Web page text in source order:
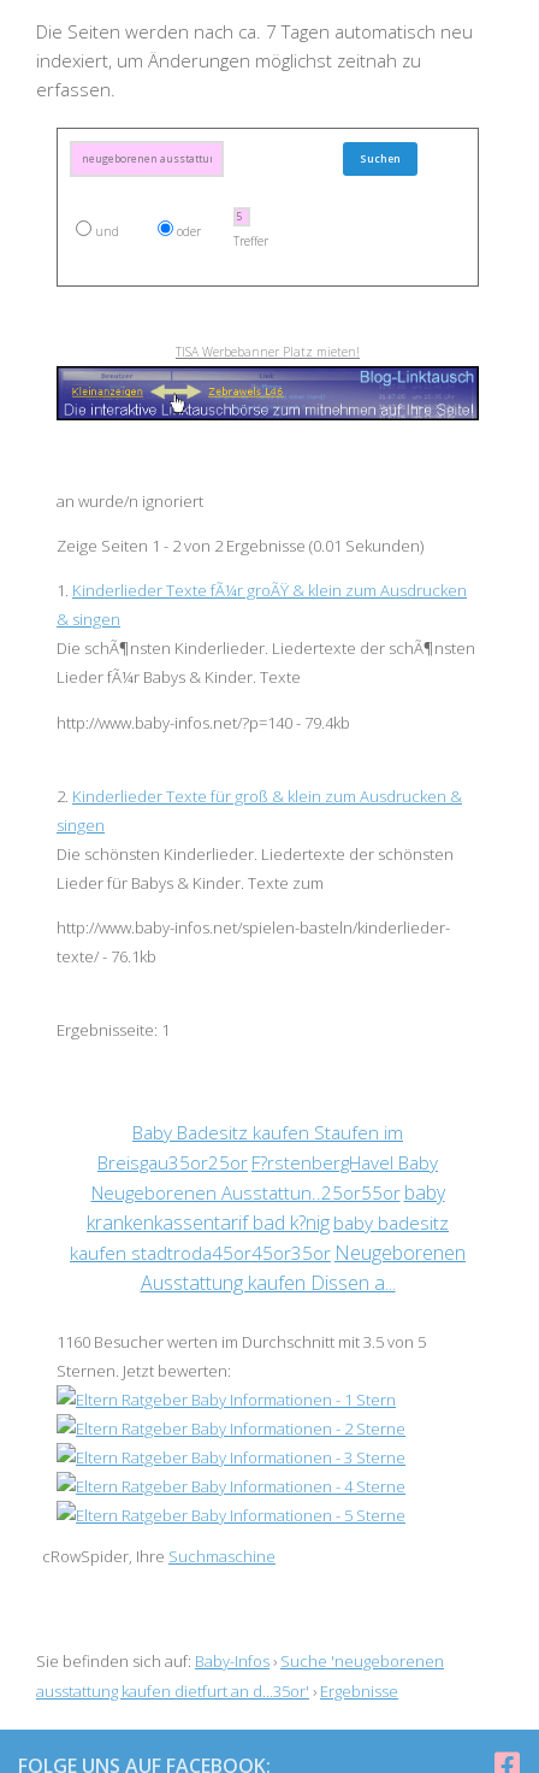
Die Seiten werden nach ca. 7 Tagen automatisch neu
indexiert, um Änderungen möglichst zeitnah zu
erfassen.
und oder
Treffer
TISA Werbebanner Platz mieten!
an wurde/n ignoriert
Zeige Seiten 1 - 2 von 2 Ergebnisse (0.01 Sekunden)
1. Kinderlieder Texte fÃ¼r groÃŸ & klein zum Ausdrucken
& singen
Die schÃ¶nsten Kinderlieder. Liedertexte der schÃ¶nsten
Lieder fÃ¼r Babys & Kinder. Texte
http://www.baby-infos.net/?p=140 - 79.4kb
2. Kinderlieder Texte für groß & klein zum Ausdrucken &
singen
Die schönsten Kinderlieder. Liedertexte der schönsten
Lieder für Babys & Kinder. Texte zum
http://www.baby-infos.net/spielen-basteln/kinderlieder-
texte/ - 76.1kb
Ergebnisseite: 1
Baby Badesitz kaufen Staufen im
Breisgau35or25or F?rstenbergHavel Baby
Neugeborenen Ausstattun..25or55or baby
krankenkassentarif bad k?nig baby badesitz
kaufen stadtroda45or45or35or Neugeborenen
Ausstattung kaufen Dissen a...
1160 Besucher werten im Durchschnitt mit3.5von 5
Sternen. Jetzt bewerten:
cRowSpider, Ihre Suchmaschine
Sie befinden sich auf: Baby-Infos› Suche 'neugeborenen
ausstattung kaufen dietfurt an d...35or' › Ergebnisse
FOLGE UNS AUF FACEBOOK: